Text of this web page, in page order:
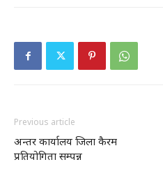
Previous article
अन्तर कार्यालय जिला कैरम
प्रतियोगिता सम्पन्न